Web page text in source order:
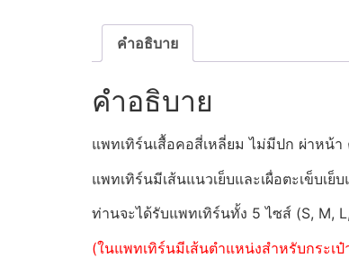
คำอธิบาย
คำอธิบาย
แพทเทิร์นเสื้อคอสี่เหลี่ยม ไม่มีปก ผ่าหน้า
แพทเทิร์นมีเส้นแนวเย็บและเผื่อตะเข็บเย็บ
ท่านจะได้รับแพทเทิร์นทั้ง 5 ไซส์ (S, M,
(ในแพทเทิร์นมีเส้นตำแหน่งสำหรับกระเ